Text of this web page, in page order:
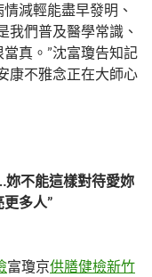
減輕能盡早發明、
我們普及醫學常識、
真。”沈富瓊告知記
康不雅念正在大師心
妳不能這樣對待愛妳
多人”
富瓊京供膳健檢新竹